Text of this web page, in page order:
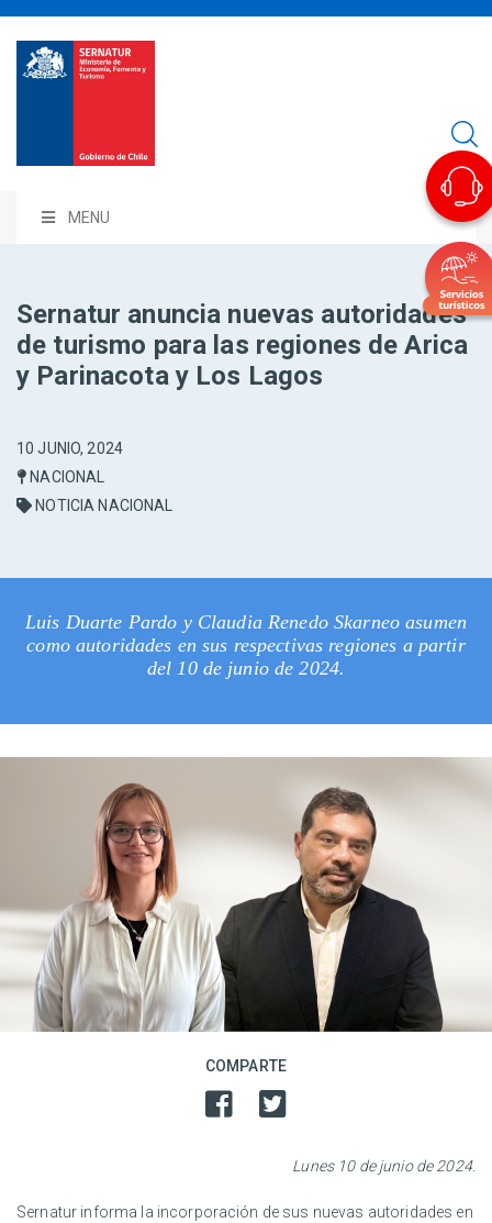
MENU
Sernatur anuncia nuevas autoridades
de turismo para las regiones de Arica
y Parinacota y Los Lagos
10 JUNIO, 2024
NACIONAL
NOTICIA NACIONAL
Luis Duarte Pardo y Claudia Renedo Skarneo asumen
como autoridades en sus respectivas regiones a partir
del 10 de junio de 2024.
COMPARTE
Lunes 10 de junio de 2024.
Sernatur informa la incorporación de sus nuevas autoridades en